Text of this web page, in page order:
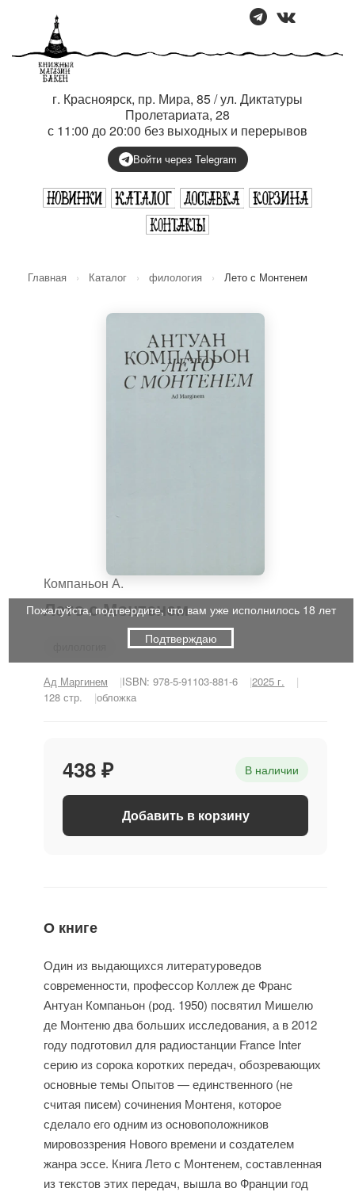
г. Красноярск, пр. Мира, 85 / ул. Диктатуры
Пролетариата, 28
с 11:00 до 20:00 без выходных и перерывов
Войти через Telegram
Главная › Каталог › филология › Лето с Монтенем
Компаньон А.
Лето с Монтенем
Ад Маргинем ISBN: 978-5-91103-881-6
2025 г.
128 стр.
обложка
438 ₽ В наличии
Добавить в корзину
О книге
Один из выдающихся литературоведов
современности, профессор Коллеж де Франс
Антуан Компаньон (род. 1950) посвятил Мишелю
де Монтеню два больших исследования, а в 2012
году подготовил для радиостанции France Inter
серию из сорока коротких передач, обозревающих
основные темы Опытов — единственного (не
считая писем) сочинения Монтеня, которое
сделало его одним из основоположников
мировоззрения Нового времени и создателем
жанра эссе. Книга Лето с Монтенем, составленная
из текстов этих передач, вышла во Франции год
Пожалуйста, подтвердите, что вам уже исполнилось 18 лет
Подтверждаю